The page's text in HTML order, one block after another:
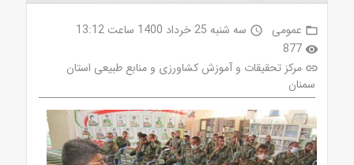
folder_open عمومی access_time سه شنبه 25 خرداد 1400 ساعت 13:12
visibility
877
link مرکز تحقیقات و آموزش کشاورزی و منابع طبیعی استان
سمنان